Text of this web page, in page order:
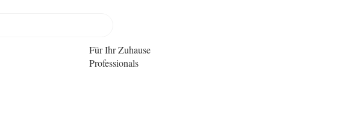
Für Ihr Zuhause
Professionals